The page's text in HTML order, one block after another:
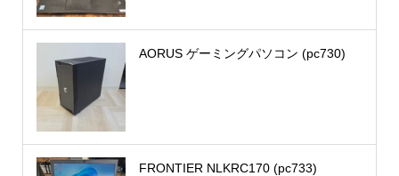
AORUS ゲーミングパソコン (pc730)
FRONTIER NLKRC170 (pc733)